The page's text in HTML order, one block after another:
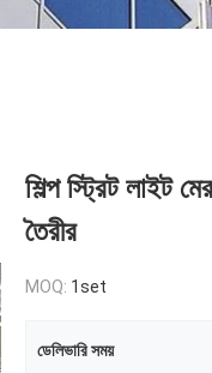
শিল্প স্ট্রিট লাইট
তৈরীর
MOQ: 1set
ডেলিভারি সময়